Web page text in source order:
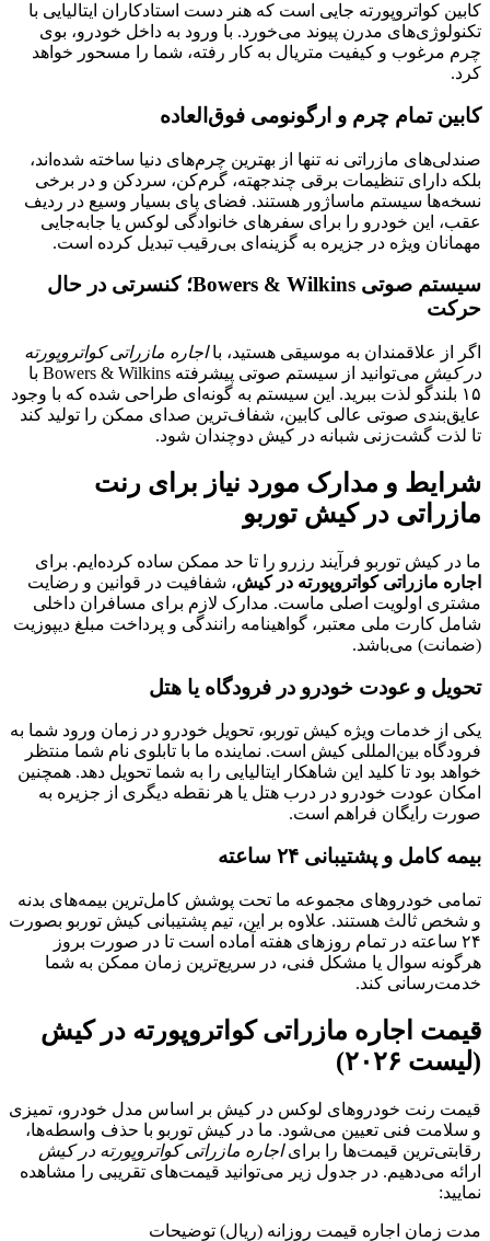
کابین کواتروپورته جایی است که هنر دست استادکاران ایتالیایی با
تکنولوژی‌های مدرن پیوند می‌خورد. با ورود به داخل خودرو، بوی
چرم مرغوب و کیفیت متریال به کار رفته، شما را مسحور خواهد
کرد.
کابین تمام چرم و ارگونومی فوق‌العاده
صندلی‌های مازراتی نه تنها از بهترین چرم‌های دنیا ساخته شده‌اند،
بلکه دارای تنظیمات برقی چندجهته، گرم‌کن، سردکن و در برخی
نسخه‌ها سیستم ماساژور هستند. فضای پای بسیار وسیع در ردیف
عقب، این خودرو را برای سفرهای خانوادگی لوکس یا جابه‌جایی
مهمانان ویژه در جزیره به گزینه‌ای بی‌رقیب تبدیل کرده است.
سیستم صوتی Bowers & Wilkins؛ کنسرتی در حال
حرکت
اگر از علاقمندان به موسیقی هستید، بااجاره مازراتی کواتروپورته
در کیش
می‌توانید از سیستم صوتی پیشرفته Bowers & Wilkins با
۱۵ بلندگو لذت ببرید. این سیستم به گونه‌ای طراحی شده که با وجود
عایق‌بندی صوتی عالی کابین، شفاف‌ترین صدای ممکن را تولید کند
تا لذت گشت‌زنی شبانه در کیش دوچندان شود.
شرایط و مدارک مورد نیاز برای رنت
مازراتی در کیش توربو
ما در کیش توربو فرآیند رزرو را تا حد ممکن ساده کرده‌ایم. برای
اجاره مازراتی کواتروپورته در کیش، شفافیت در قوانین و رضایت
مشتری اولویت اصلی ماست. مدارک لازم برای مسافران داخلی
شامل کارت ملی معتبر، گواهینامه رانندگی و پرداخت مبلغ دیپوزیت
(ضمانت) می‌باشد.
تحویل و عودت خودرو در فرودگاه یا هتل
یکی از خدمات ویژه کیش توربو، تحویل خودرو در زمان ورود شما به
فرودگاه بین‌المللی کیش است. نماینده ما با تابلوی نام شما منتظر
خواهد بود تا کلید این شاهکار ایتالیایی را به شما تحویل دهد. همچنین
امکان عودت خودرو در درب هتل یا هر نقطه دیگری از جزیره به
صورت رایگان فراهم است.
بیمه کامل و پشتیبانی ۲۴ ساعته
تمامی خودروهای مجموعه ما تحت پوشش کامل‌ترین بیمه‌های بدنه
و شخص ثالث هستند. علاوه بر این، تیم پشتیبانی کیش توربو بصورت
۲۴ ساعته در تمام روزهای هفته آماده است تا در صورت بروز
هرگونه سوال یا مشکل فنی، در سریع‌ترین زمان ممکن به شما
خدمت‌رسانی کند.
قیمت اجاره مازراتی کواتروپورته در کیش
(لیست ۲۰۲۶)
قیمت رنت خودروهای لوکس در کیش بر اساس مدل خودرو، تمیزی
و سلامت فنی تعیین می‌شود. ما در کیش توربو با حذف واسطه‌ها،
رقابتی‌ترین قیمت‌ها را برایاجاره مازراتی کواتروپورته در کیش
ارائه می‌دهیم. در جدول زیر می‌توانید قیمت‌های تقریبی را مشاهده
نمایید:
مدت زمان اجاره قیمت روزانه (ریال) توضیحات